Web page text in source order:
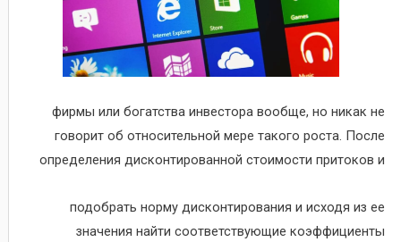
фирмы или богатства инвестора вообще, но никак не
говорит об относительной мере такого роста. После
определения дисконтированной стоимости притоков и
подобрать норму дисконтирования и исходя из ее
значения найти соответствующие коэффициенты